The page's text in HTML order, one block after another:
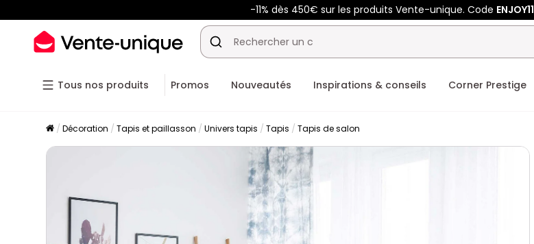
-11% dès 450€ sur les produits Vente-unique. Code ENJOY11
Tous nos produits Promos Nouveautés Inspirations & conseils Corner Prestige
Décoration Tapis et paillasson Univers tapis Tapis Tapis de salon